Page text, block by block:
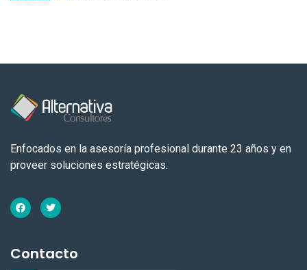
Enfocados en la asesoría profesional durante 23 años y en
proveer soluciones estratégicas.
Contacto